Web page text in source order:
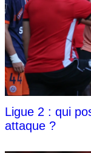
Ligue 2 : qui
attaque ?